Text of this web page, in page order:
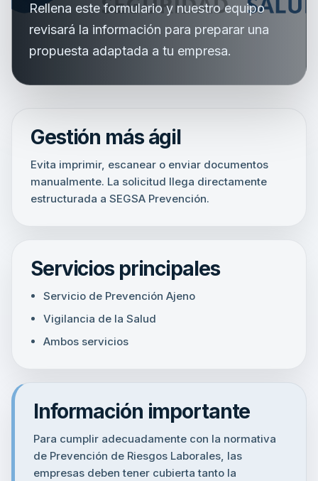
Rellena este formulario y nuestro equipo
revisará la información para preparar una
propuesta adaptada a tu empresa.
Gestión más ágil
Evita imprimir, escanear o enviar documentos
manualmente. La solicitud llega directamente
estructurada a SEGSA Prevención.
Servicios principales
Servicio de Prevención Ajeno
Vigilancia de la Salud
Ambos servicios
Información importante
Para cumplir adecuadamente con la normativa
de Prevención de Riesgos Laborales, las
empresas deben tener cubierta tanto la